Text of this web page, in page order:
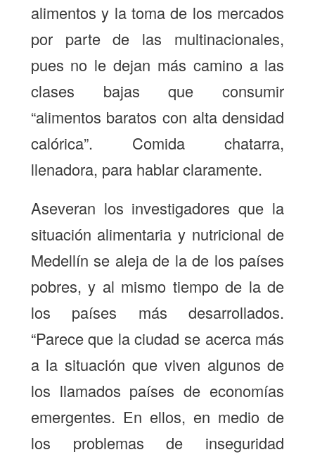
alimentos y la toma de los mercados
por parte de las multinacionales,
pues no le dejan más camino a las
clases bajas que consumir
“alimentos baratos con alta densidad
calórica”. Comida chatarra,
llenadora, para hablar claramente.
Aseveran los investigadores que la
situación alimentaria y nutricional de
Medellín se aleja de la de los países
pobres, y al mismo tiempo de la de
los países más desarrollados.
“Parece que la ciudad se acerca más
a la situación que viven algunos de
los llamados países de economías
emergentes. En ellos, en medio de
los problemas de inseguridad